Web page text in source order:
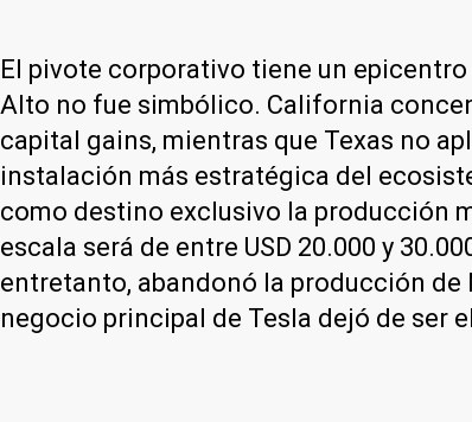
El pivote corporativo tiene un
Alto no fue simbólico. California
capital gains, mientras que Texas no
instalación más estratégica del
como destino exclusivo la producción
escala será de entre USD 20.000 y
entretanto, abandonó la producción de
negocio principal de Tesla dejó de ser